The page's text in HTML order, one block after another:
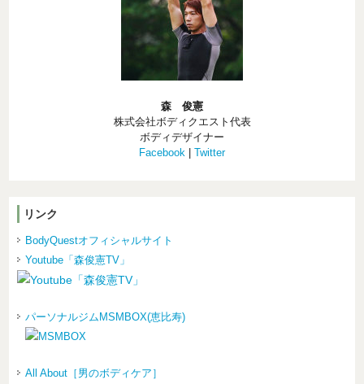
森 俊憲
株式会社ボディクエスト代表
ボディデザイナー
Facebook | Twitter
リンク
BodyQuestオフィシャルサイト
Youtube「森俊憲TV」
パーソナルジムMSMBOX(恵比寿)
All About［男のボディケア］